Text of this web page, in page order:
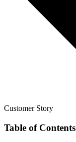
Customer Story
Table of Contents